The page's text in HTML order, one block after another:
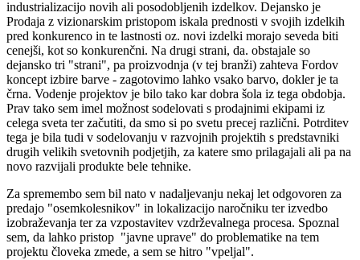
industrializacijo novih ali posodobljenih izdelkov. Dejansko je
Prodaja z vizionarskim pristopom iskala prednosti v svojih izdelkih
pred konkurenco in te lastnosti oz. novi izdelki morajo seveda biti
cenejši, kot so konkurenčni. Na drugi strani, da. obstajale so
dejansko tri "strani", pa proizvodnja (v tej branži) zahteva Fordov
koncept izbire barve - zagotovimo lahko vsako barvo, dokler je ta
črna. Vodenje projektov je bilo tako kar dobra šola iz tega obdobja.
Prav tako sem imel možnost sodelovati s prodajnimi ekipami iz
celega sveta ter začutiti, da smo si po svetu precej različni. Potrditev
tega je bila tudi v sodelovanju v razvojnih projektih s predstavniki
drugih velikih svetovnih podjetjih, za katere smo prilagajali ali pa na
novo razvijali produkte bele tehnike.
Za spremembo sem bil nato v nadaljevanju nekaj let odgovoren za
predajo "osemkolesnikov" in lokalizacijo naročniku ter izvedbo
izobraževanja ter za vzpostavitev vzdrževalnega procesa. Spoznal
sem, da lahko pristop "javne uprave" do problematike na tem
projektu človeka zmede, a sem se hitro "vpeljal".